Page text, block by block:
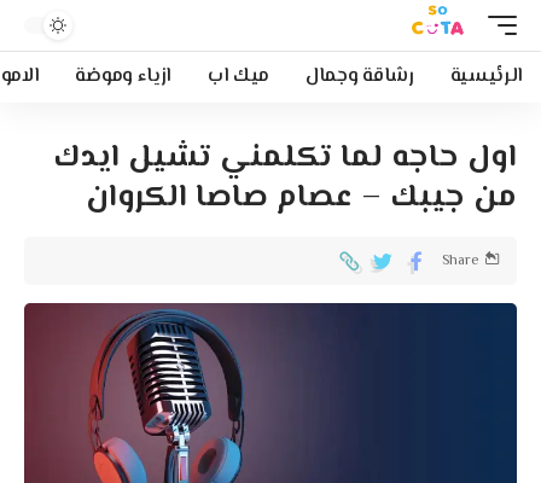
الرئيسية رشاقة وجمال ميك اب ازياء وموضة
اول حاجه لما تكلمني تشيل ايدك
من جيبك – عصام صاصا الكروان
Share